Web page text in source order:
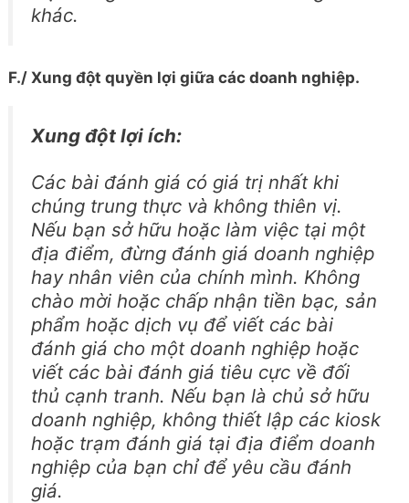
khác.
F./ Xung đột quyền lợi giữa các doanh nghiệp.
Xung đột lợi ích:
Các bài đánh giá có giá trị nhất khi
chúng trung thực và không thiên vị.
Nếu bạn sở hữu hoặc làm việc tại một
địa điểm, đừng đánh giá doanh nghiệp
hay nhân viên của chính mình. Không
chào mời hoặc chấp nhận tiền bạc, sản
phẩm hoặc dịch vụ để viết các bài
đánh giá cho một doanh nghiệp hoặc
viết các bài đánh giá tiêu cực về đối
thủ cạnh tranh. Nếu bạn là chủ sở hữu
doanh nghiệp, không thiết lập các kiosk
hoặc trạm đánh giá tại địa điểm doanh
nghiệp của bạn chỉ để yêu cầu đánh
giá.